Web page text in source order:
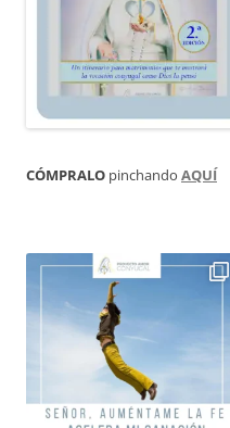
CÓMPRALO pinchando AQUÍ